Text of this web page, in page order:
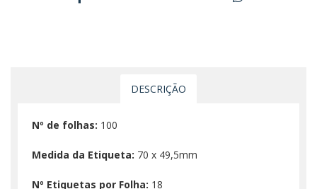
DESCRIÇÃO
Nº de folhas: 100
Medida da Etiqueta: 70 x 49,5mm
Nº Etiquetas por Folha: 18